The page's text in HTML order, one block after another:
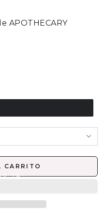
APOTHECARY
CARRITO